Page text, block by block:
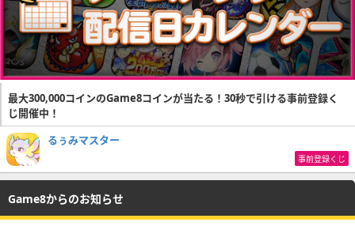
最大300,000コインのGame8コインが当たる！30秒で引ける事前登録く
じ開催中！
るぅみマスター
事前登録くじ
Game8からのお知らせ